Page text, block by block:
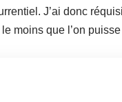
J’ai donc
moins que l’on